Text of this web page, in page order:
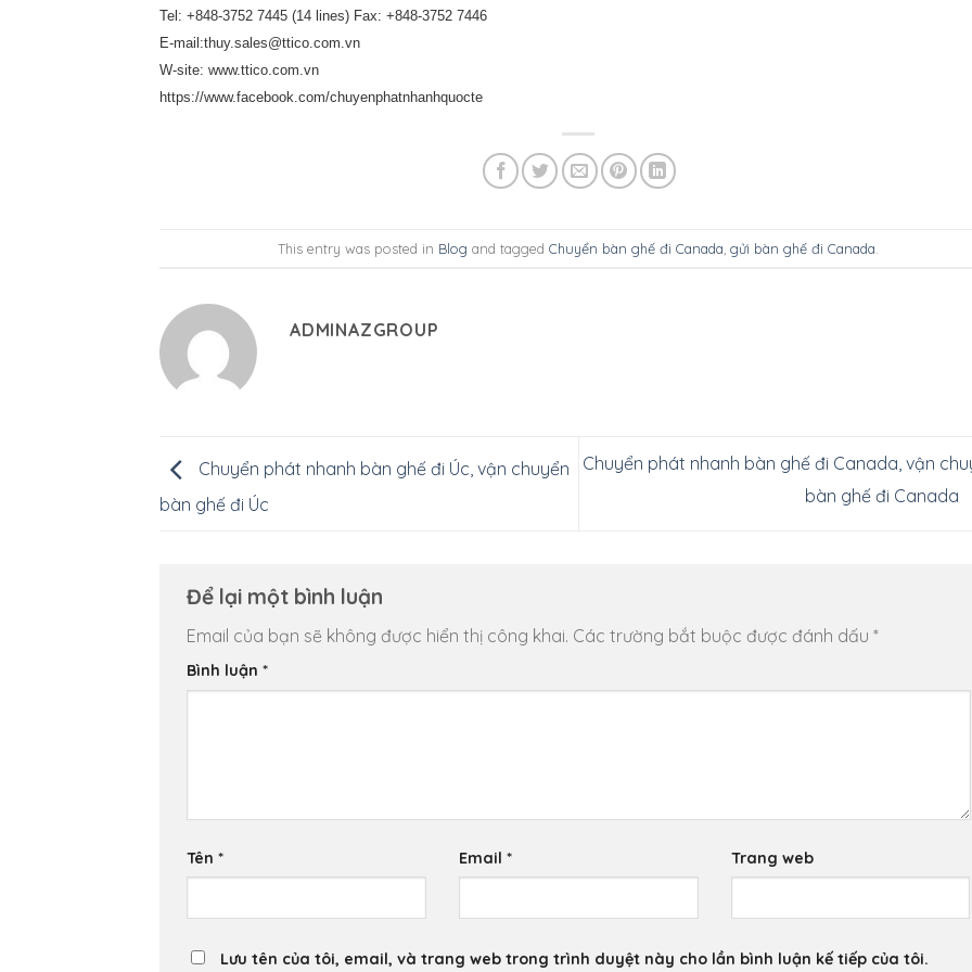
Tel: +848-3752 7445 (14 lines) Fax: +848-3752 7446
E-mail:thuy.sales@ttico.com.vn
W-site: www.ttico.com.vn
https://www.facebook.com/chuyenphatnhanhquocte
This entry was posted in Blog and taggedChuyển bàn ghế đi Canada ,gửi bàn ghế đi Canada
ADMINAZGROUP
Chuyển phát nhanh bàn ghế đi Úc, vận chuyển
bàn ghế đi Úc
Chuyển phát nhanh bàn ghế đi Canada, vận
bàn ghế đi Canada
Để lại một bình luận
Email của bạn sẽ không được hiển thị công khai. Các trường bắt buộc được đánh dấu *
Bình luận *
Tên * Email * Trang web
Lưu tên của tôi, email, và trang web trong trình duyệt này cho lần bình luận kế tiếp của tôi.